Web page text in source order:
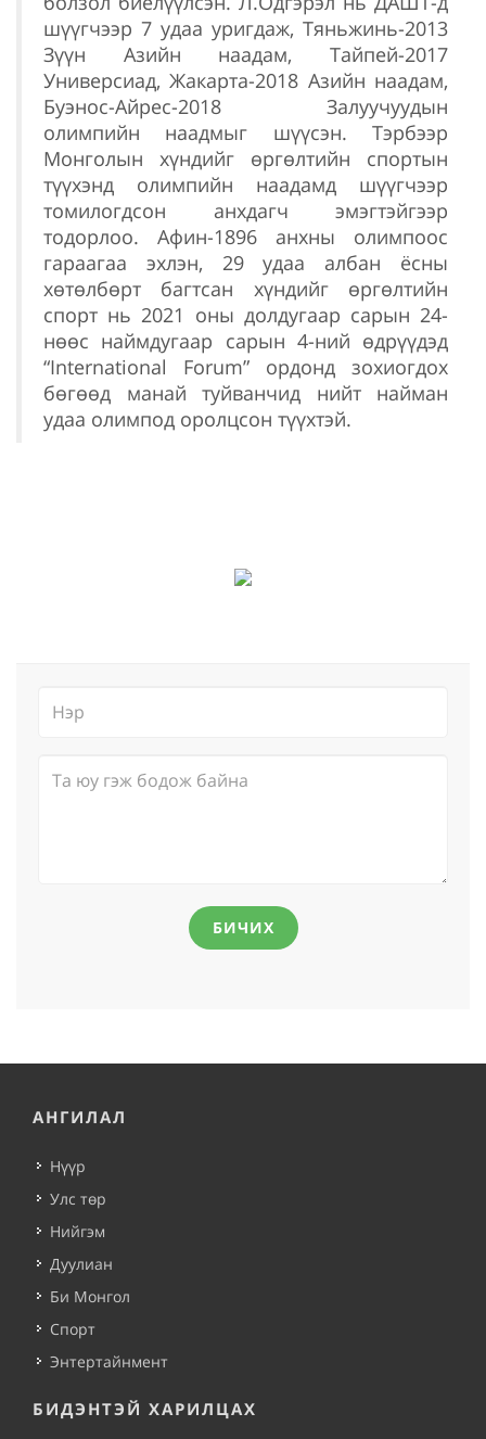
шүүгчээр 7 удаа уригдаж, Тяньжинь-2013
Зүүн Азийн наадам, Тайпей-2017
Универсиад, Жакарта-2018 Азийн наадам,
Буэнос-Айрес-2018 Залуучуудын
олимпийн наадмыг шүүсэн. Тэрбээр
Монголын хүндийг өргөлтийн спортын
түүхэнд олимпийн наадамд шүүгчээр
томилогдсон анхдагч эмэгтэйгээр
тодорлоо. Афин-1896 анхны олимпоос
гараагаа эхлэн, 29 удаа албан ёсны
хөтөлбөрт багтсан хүндийг өргөлтийн
спорт нь 2021 оны долдугаар сарын 24-
нөөс наймдугаар сарын 4-ний өдрүүдэд
“International Forum” ордонд зохиогдох
бөгөөд манай туйванчид нийт найман
удаа олимпод оролцсон түүхтэй.
БИЧИХ
АНГИЛАЛ
Нүүр
Улс төр
Нийгэм
Дуулиан
Би Монгол
Спорт
Энтертайнмент
БИДЭНТЭЙ ХАРИЛЦАХ